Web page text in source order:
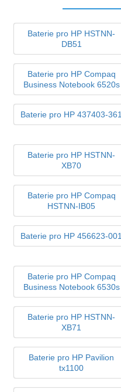
Baterie pro HP HSTNN-
DB51
Baterie pro HP Compaq
Business Notebook 6520s
Baterie pro HP 437403-361
Baterie pro HP HSTNN-
XB70
Baterie pro HP Compaq
HSTNN-IB05
Baterie pro HP 456623-001
Baterie pro HP Compaq
Business Notebook 6530s
Baterie pro HP HSTNN-
XB71
Baterie pro HP Pavilion
tx1100